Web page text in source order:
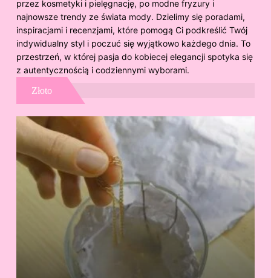
przez kosmetyki i pielęgnację, po modne fryzury i
najnowsze trendy ze świata mody. Dzielimy się poradami,
inspiracjami i recenzjami, które pomogą Ci podkreślić Twój
indywidualny styl i poczuć się wyjątkowo każdego dnia. To
przestrzeń, w której pasja do kobiecej elegancji spotyka się
z autentycznością i codziennymi wyborami.
Złoto